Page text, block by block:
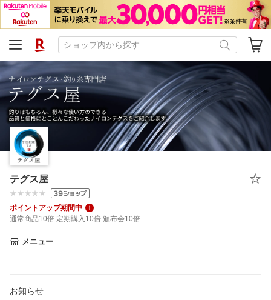
テグス屋
ポイントアップ期間中
通常商品10倍 定期購入10倍 頒布会10倍
メニュー
お知らせ